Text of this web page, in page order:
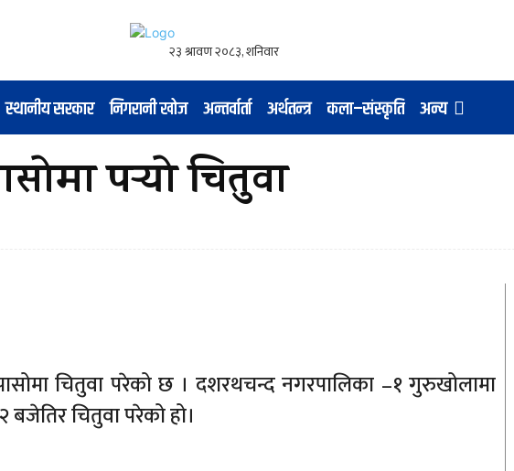
स्थानीय सरकार निगरानी खोज अन्तर्वार्ता अर्थतन्त्र कला–संस्कृति अन्य
पर्‍यो चितुवा
चितुवा परेको छ । दशरथचन्द नगरपालिका –१ गुरुखोलामा
बजेतिर चितुवा परेको हो।